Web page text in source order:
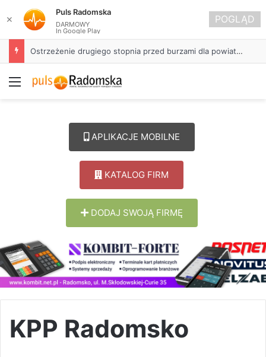
Około 90 tys. zł na szkolenia pracowników. PUP w Radomsku ogłasza nabór wniosków
Menu
APLIKACJE MOBILNE
KATALOG FIRM
DODAJ SWOJĄ FIRMĘ
KPP Radomsko
✕
Puls Radomska
DARMOWY
In Google Play
POGLĄD